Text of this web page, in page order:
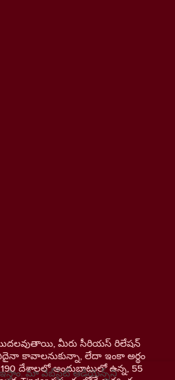
మొదలవుతాయి, మీరు సీరియస్ రిలేషన్
కావాలనుకున్నా, లేదా ఇంకా అర్థం
దేశాలలో అందుబాటులో ఉన్న, 55
ఇస్తాం. మా వెబ్‌సైట్ ఆడియెన్స్‌ని